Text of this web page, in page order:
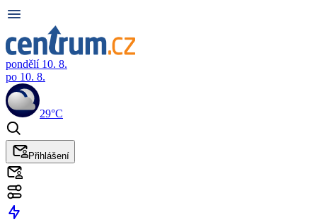
pondělí 10. 8.
po 10. 8.
29°C
Přihlášení